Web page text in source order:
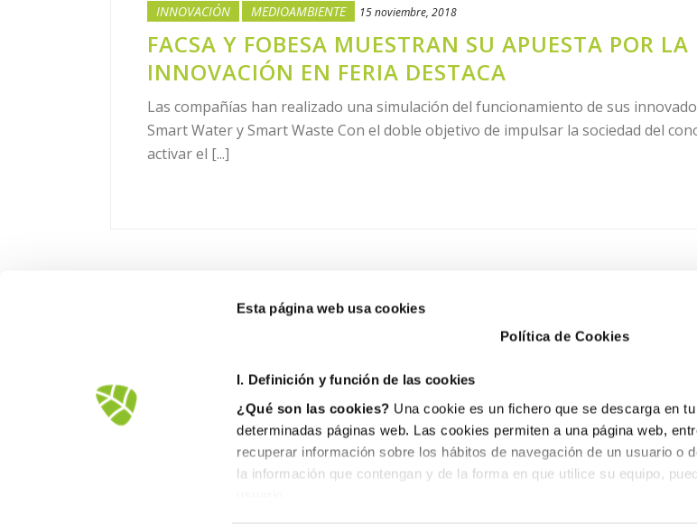
Esta página web usa cookies
Política de Cookies
I. Definición y función de las cookies
¿Qué son las cookies? Una cookie es un fichero que se descarga en
determinadas páginas web. Las cookies permiten a una página web,
recuperar información sobre los hábitos de navegación de un usuario o
la información que contengan y de la forma en que utilice su equipo,
INNOVACIÓN MEDIOAMBIENTE 15 noviembre, 2018
FACSA Y FOBESA MUESTRAN SU APUESTA POR LA
INNOVACIÓN EN FERIA DESTACA
Las compañías han realizado una simulación del funcionamiento de sus
Smart Water y Smart Waste Con el doble objetivo de impulsar la sociedad del
activar el [...]
12560 Benicàssim (Castellón)
900 100 243
info@fobesa.com
CP 03610
(Alicante)
tel. 966
fax. 96 695